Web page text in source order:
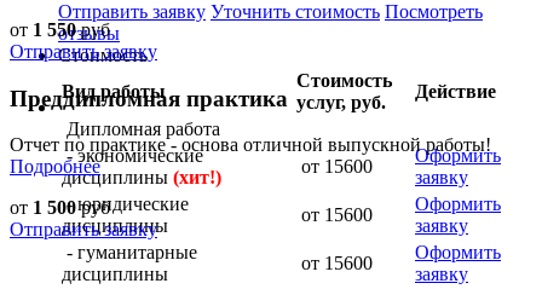
Отправить заявку Уточнить стоимость Посмотреть
отзывы
Стоимость
Вид работы
Стоимость
услуг, руб.
Действие
Дипломная работа
- экономические
дисциплины (хит!)
от 15600
Оформить
заявку
- юридические
дисциплины
от 15600
Оформить
заявку
- гуманитарные
дисциплины
от 15600
Оформить
заявку
от 1 550руб
Отправить заявку
Преддипломная практика
Отчет по практике - основа отличной выпускной работы!
Подробнее
от 1 500руб
Отправить заявку